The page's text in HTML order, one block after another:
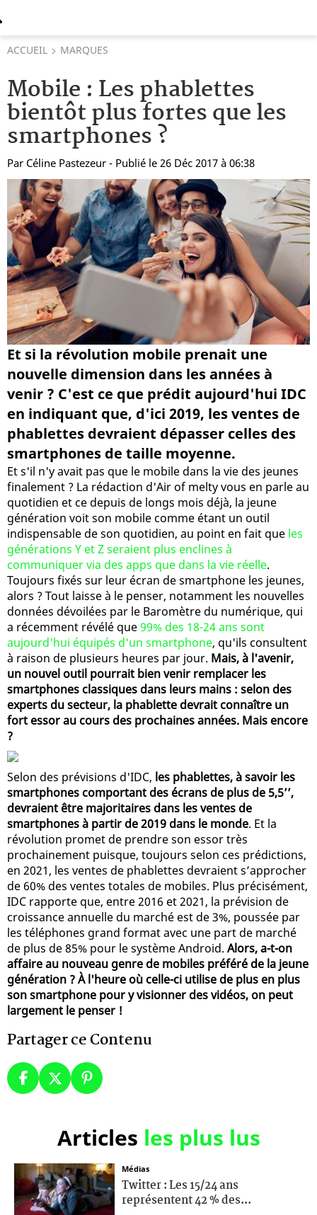
ACCUEIL MARQUES
Mobile : Les phablettes
bientôt plus fortes que les
smartphones ?
Par Céline Pastezeur - Publié le 26 Déc 2017 à 06:38
Et si la révolution mobile prenait une
nouvelle dimension dans les années à
venir ? C'est ce que prédit aujourd'hui IDC
en indiquant que, d'ici 2019, les ventes de
phablettes devraient dépasser celles des
smartphones de taille moyenne.
Et s'il n'y avait pas que le mobile dans la vie des jeunes
finalement ? La rédaction d'Air of melty vous en parle au
quotidien et ce depuis de longs mois déjà, la jeune
génération voit son mobile comme étant un outil
indispensable de son quotidien, au point en fait que les
générations Y et Z seraient plus enclines à
communiquer via des apps que dans la vie réelle.
Toujours fixés sur leur écran de smartphone les jeunes,
alors ? Tout laisse à le penser, notamment les nouvelles
données dévoilées par le Baromètre du numérique, qui
a récemment révélé que99% des 18-24 ans sont
aujourd'hui équipés d'un smartphone, qu'ils consultent
à raison de plusieurs heures par jour. Mais, à l'avenir,
un nouvel outil pourrait bien venir remplacer les
smartphones classiques dans leurs mains : selon des
experts du secteur, la phablette devrait connaître un
fort essor au cours des prochaines années. Mais encore
?
Selon des prévisions d'IDC, les phablettes, à savoir les
smartphones comportant des écrans de plus de 5,5’’,
devraient être majoritaires dans les ventes de
smartphones à partir de 2019 dans le monde. Et la
révolution promet de prendre son essor très
prochainement puisque, toujours selon ces prédictions,
en 2021, les ventes de phablettes devraient s’approcher
de 60% des ventes totales de mobiles. Plus précisément,
IDC rapporte que, entre 2016 et 2021, la prévision de
croissance annuelle du marché est de 3%, poussée par
les téléphones grand format avec une part de marché
de plus de 85% pour le système Android. Alors, a-t-on
affaire au nouveau genre de mobiles préféré de la jeune
génération ? À l'heure où celle-ci utilise de plus en plus
son smartphone pour y visionner des vidéos, on peut
largement le penser !
Partager ce Contenu
Articles les plus lus
Médias
Twitter : Les 15/24 ans
représentent 42 % des...